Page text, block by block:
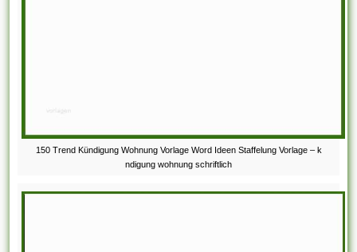
150 Trend Kündigung Wohnung Vorlage Word Ideen Staffelung Vorlage – k
ndigung wohnung schriftlich